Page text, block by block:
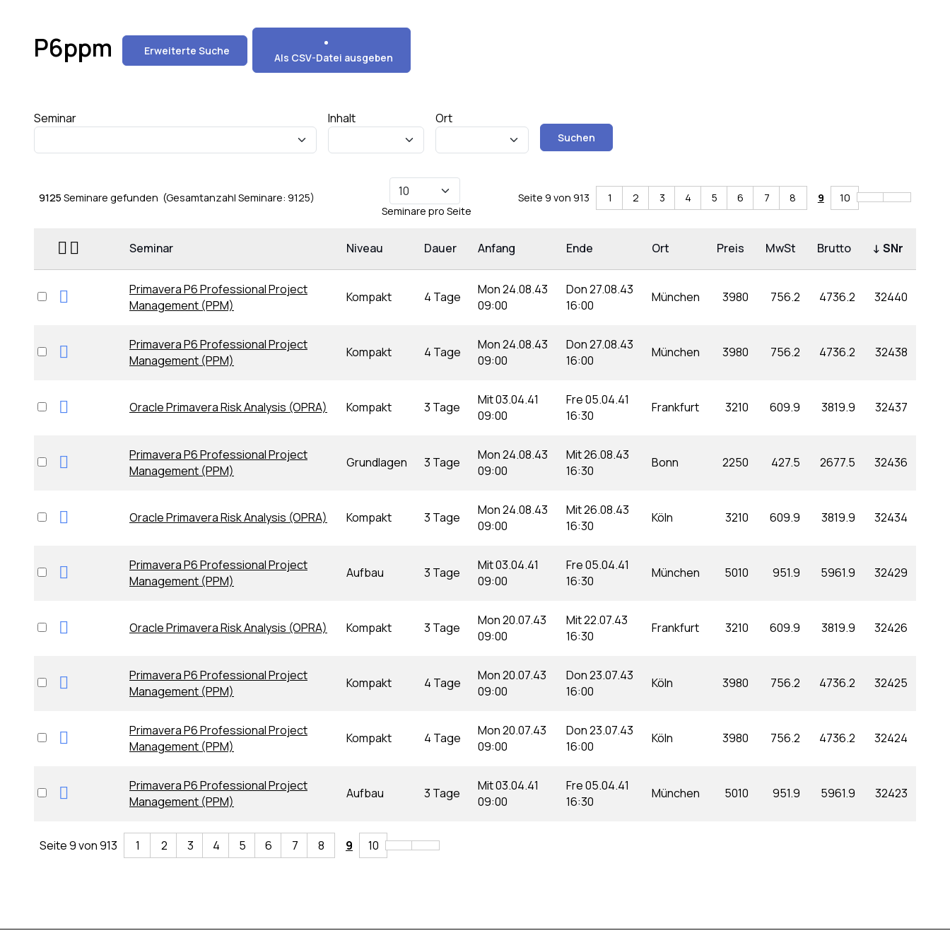
P6ppm Erweiterte Suche
Als CSV-Datei ausgeben
Seminar Inhalt Ort
Suchen
9125 Seminare gefunden (Gesamtanzahl Seminare: 9125)
Seminare pro Seite
Seite 9 von 913 1 2 3 4 5 6 7 8 9 10
Seminar Niveau Dauer Anfang Ende Ort Preis MwSt Brutto ↓ SNr
Primavera P6 Professional Project
Management (PPM)
Kompakt 4 Tage
Mon 24.08.43
09:00
Don 27.08.43
16:00
München 3980 756.2 4736.2 32440
Primavera P6 Professional Project
Management (PPM)
Kompakt 4 Tage
Mon 24.08.43
09:00
Don 27.08.43
16:00
München 3980 756.2 4736.2 32438
Oracle Primavera Risk Analysis (OPRA) Kompakt 3 Tage
Mit 03.04.41
09:00
Fre 05.04.41
16:30
Frankfurt 3210 609.9 3819.9 32437
Primavera P6 Professional Project
Management (PPM)
Grundlagen 3 Tage
Mon 24.08.43
09:00
Mit 26.08.43
16:30
Bonn 2250 427.5 2677.5 32436
Oracle Primavera Risk Analysis (OPRA) Kompakt 3 Tage
Mon 24.08.43
09:00
Mit 26.08.43
16:30
Köln 3210 609.9 3819.9 32434
Primavera P6 Professional Project
Management (PPM)
Aufbau 3 Tage
Mit 03.04.41
09:00
Fre 05.04.41
16:30
München 5010 951.9 5961.9 32429
Oracle Primavera Risk Analysis (OPRA) Kompakt 3 Tage
Mon 20.07.43
09:00
Mit 22.07.43
16:30
Frankfurt 3210 609.9 3819.9 32426
Primavera P6 Professional Project
Management (PPM)
Kompakt 4 Tage
Mon 20.07.43
09:00
Don 23.07.43
16:00
Köln 3980 756.2 4736.2 32425
Primavera P6 Professional Project
Management (PPM)
Kompakt 4 Tage
Mon 20.07.43
09:00
Don 23.07.43
16:00
Köln 3980 756.2 4736.2 32424
Primavera P6 Professional Project
Management (PPM)
Aufbau 3 Tage
Mit 03.04.41
09:00
Fre 05.04.41
16:30
München 5010 951.9 5961.9 32423
Seite 9 von 913 1 2 3 4 5 6 7 8 9 10